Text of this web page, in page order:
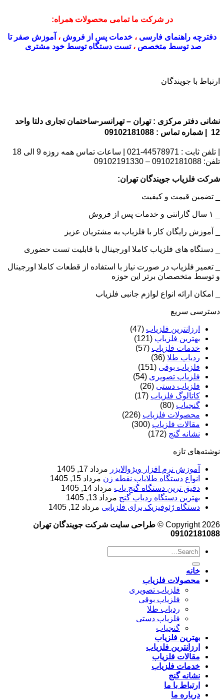
در شرکت ما تمامی محصولات همراه:
دفترچه راهنمای فارسی ، خدمات پس از فروش ، آموزش صفر تا
صد توسط متخصص ،تست دستگاه توسط خود مشتری
ارتباط با جویندگان
نشانی دفتر مرکزی : تهران – تهرانسر-ساختمان تجاری دلتا واحد
12 | شماره تماس : 09102181088
| تلفن ثابت : 44578971-021 | ساعات تماس همه روزه 9 الی 18
تلفن: 09102181088 – 09102191330
شرکت فلزیاب جویندگان تهران:
_ تضمین قیمت و کیفیت
_ آموزش رایگان کار با فلزیاب به مشتریان عزیز
_ دستگاه های فلزیاب کاملا اورجینال با قابلیت تست حضوری
_ تعمیر فلزیاب در صورت نیاز با استفاده از قطعات کاملا اورجینال
و توسط متخصصان برتر این حوزه
_ امکان ارائه انواع لوازم جانبی فلزیاب
دسترسی سریع
ارزانترین فلزیاب (47)
بهترین فلزیاب (121)
خدمات فلزیاب (57)
ردیاب طلا (36)
فلزیاب بوقی (151)
فلزیاب تصویری (54)
فلزیاب دستی (26)
کاتالوگ فلزیاب (17)
گنجیاب (80)
محصولات فلزیاب (226)
مقالات فلزیاب (300)
نشانه گنج (172)
نوشته‌های تازه
آموزش نرم‌ افزار ویژوالایزر مرداد 17, 1405
انواع دستگاه طلایاب نقطه زن مرداد 15, 1405
دقیق ترین دستگاه گنج یاب مرداد 14, 1405
بهترین دستگاه ردیاب گنج مرداد 13, 1405
دستگاه ژئوفیزیک برای فلزیابی مرداد 12, 1405
Copyright 2026 ©
طراحی سایت شرکت جویندگان تهران
09102181088
خانه
محصولات فلزیاب
فلزیاب تصویری
فلزیاب بوقی
ردیاب طلا
فلزیاب دستی
گنجیاب
بهترین فلزیاب
ارزانترین فلزیاب
مقالات فلزیاب
خدمات فلزیاب
نشانه گنج
ارتباط با ما
درباره ما